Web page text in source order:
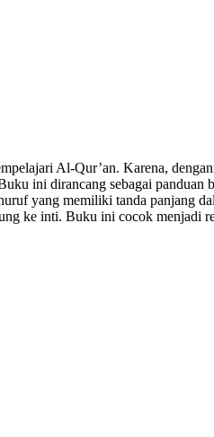
Al-Qur’an. Karena,
ini dirancang sebagai
yang memiliki tanda panjang
ke inti. Buku ini cocok menjadi